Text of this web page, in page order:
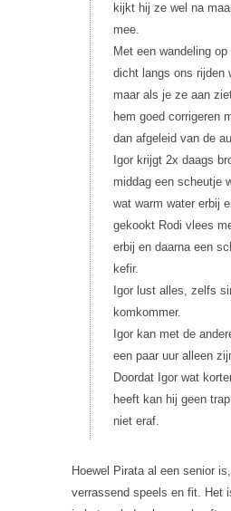
kijkt hij ze wel na
mee.
Met een wandeling
dicht langs ons rijden
maar als je ze aan
hem goed corrigeren
dan afgeleid van de
Igor krijgt 2x daags
middag een scheutje
wat warm water erbij
gekookt Rodi vlees
erbij en daarna een
kefir.
Igor lust alles, zelfs
komkommer.
Igor kan met de
een paar uur alleen
Doordat Igor wat
heeft kan hij geen
niet eraf.
Hoewel Pirata al een senior
verrassend speels en fit. Het